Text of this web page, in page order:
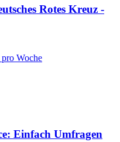
Rotes Kreuz -
Woche
Einfach Umfragen